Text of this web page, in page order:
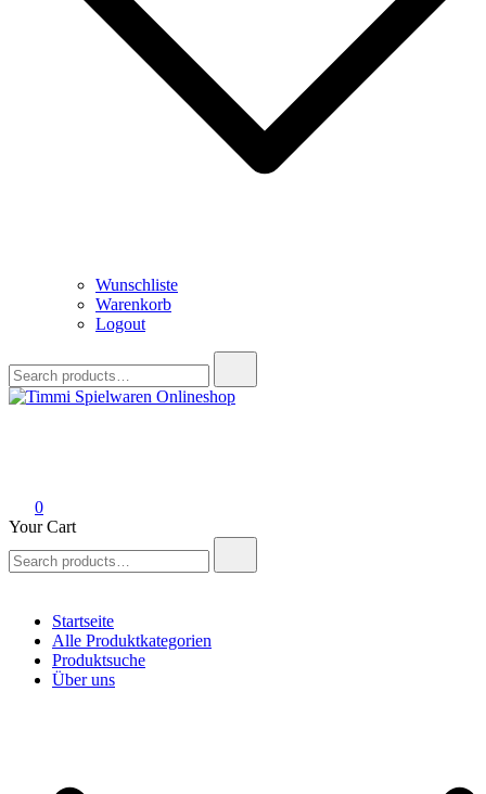
Wunschliste
Warenkorb
Logout
for:
0
Your Cart
for:
Startseite
Alle Produktkategorien
Produktsuche
Über uns